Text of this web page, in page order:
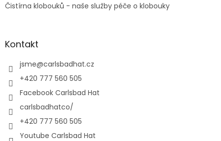
Čistírna klobouků - naše služby péče o klobouky
Kontakt
jsme@carlsbadhat.cz
+420 777 560 505
Facebook Carlsbad Hat
carlsbadhatco/
+420 777 560 505
Youtube Carlsbad Hat